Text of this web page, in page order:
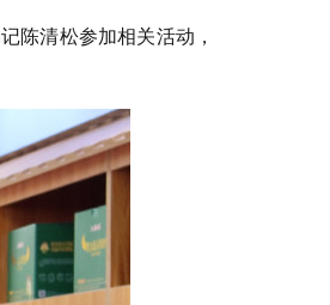
陈清松参加相关活动，